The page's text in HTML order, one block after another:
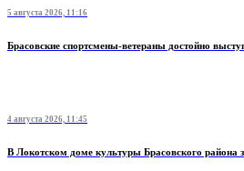
5 августа 2026, 11:16
Брасовские спортсмены-ветераны достойно
4 августа 2026, 11:45
В Локотском доме культуры Брасовского района